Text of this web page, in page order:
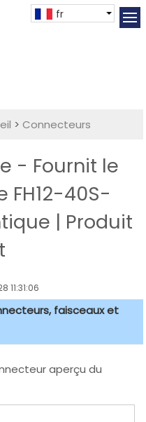
fr
>Connecteurs
- Fournit le
FH12-40S-
| Produit
11:31:06
faisceaux et
aperçu du